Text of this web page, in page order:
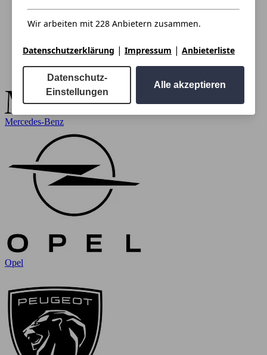
Mercedes-Benz
Opel
Wir arbeiten mit 228 Anbietern zusammen.
Datenschutzerklärung | Impressum | Anbieterliste
Datenschutz-
Einstellungen
Alle akzeptieren